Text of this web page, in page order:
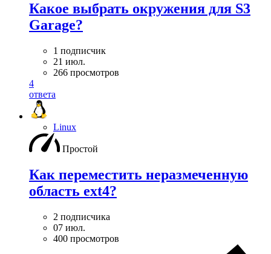
Какое выбрать окружения для S3
Garage?
1 подписчик
21 июл.
266 просмотров
4
ответа
Linux
Простой
Как переместить неразмеченную
область ext4?
2 подписчика
07 июл.
400 просмотров